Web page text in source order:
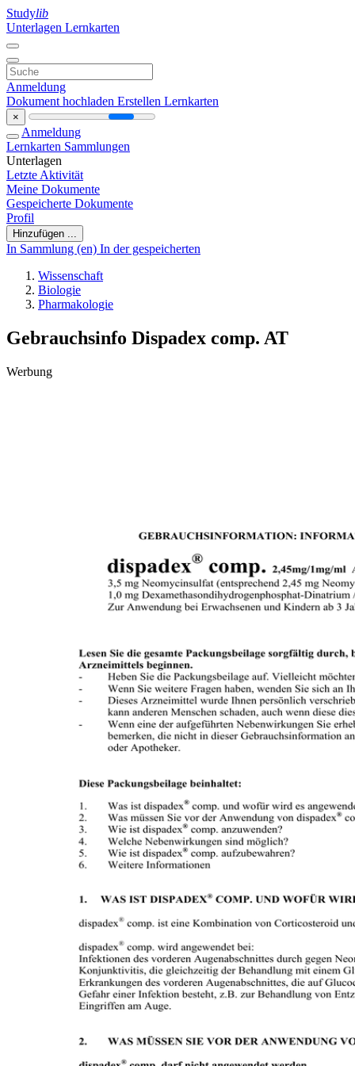
Studylib
Unterlagen Lernkarten
Anmeldung
Dokument hochladen Erstellen Lernkarten
×
Anmeldung
Lernkarten Sammlungen
Unterlagen
Letzte Aktivität
Meine Dokumente
Gespeicherte Dokumente
Profil
Hinzufügen ...
In Sammlung (en) In der gespeicherten
Wissenschaft
Biologie
Pharmakologie
Gebrauchsinfo Dispadex comp. AT
Werbung